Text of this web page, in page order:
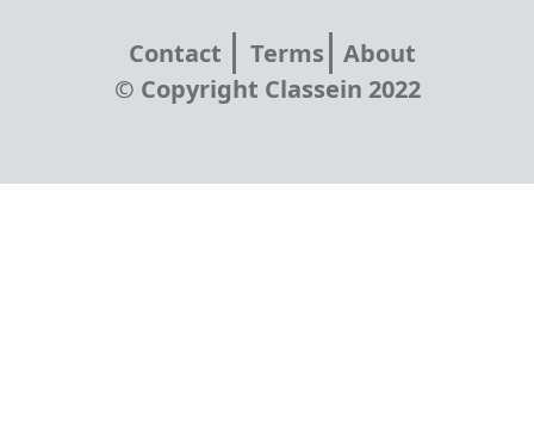
Contact Terms
About
© Copyright Classein 2022